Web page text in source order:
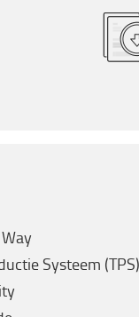
Systeem (TPS)